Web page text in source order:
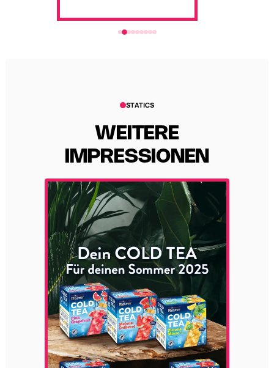
STATICS
WEITERE
IMPRESSIONEN